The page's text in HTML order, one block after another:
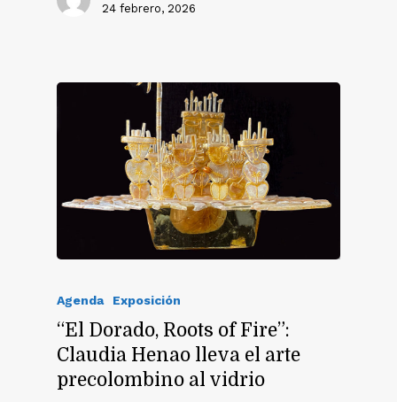
24 febrero, 2026
Agenda Exposición
“El Dorado, Roots of Fire”:
Claudia Henao lleva el arte
precolombino al vidrio